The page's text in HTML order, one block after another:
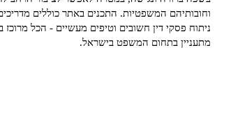
וחובותיהם המשפטיות. התכנים באתר כוללים
ניתוח פסקי דין חשובים וטיפים מעשיים - הכל מרוכז
מתעניין בתחום המשפט בישראל.